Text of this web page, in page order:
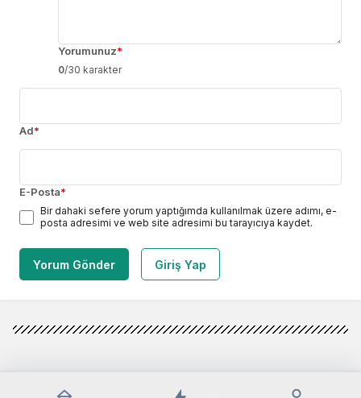
Yorumunuz*
0/30 karakter
Ad*
E-Posta*
Bir dahaki sefere yorum yaptığımda kullanılmak üzere adımı, e-
posta adresimi ve web site adresimi bu tarayıcıya kaydet.
Yorum Gönder Giriş Yap